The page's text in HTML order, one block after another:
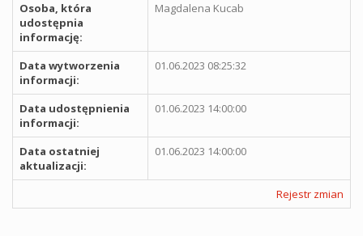
Osoba, która
udostępnia
informację:
Magdalena Kucab
Data wytworzenia
informacji:
01.06.2023 08:25:32
Data udostępnienia
informacji:
01.06.2023 14:00:00
Data ostatniej
aktualizacji:
01.06.2023 14:00:00
Rejestr zmian